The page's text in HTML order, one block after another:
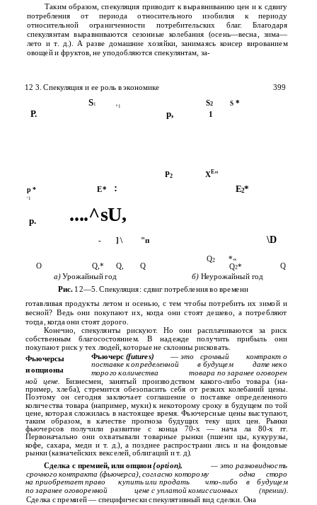
Таким образом, спекуляция приводит к выравниванию цен и к сдвигу
потребления от периода относительного изобилия к периоду
относительной ограниченности потребительских благ. Благодаря
спекулянтам выравниваются сезонные колебания (осень—весна, зима—
лето и т. д.). А разве домашние хозяйки, занимаясь консер­ вированием
овощей и фруктов, не уподобляются спекулянтам, за-
12 3. Спекуляция и ее роль в экономике 399
S1 й 1
р,
S2 S *
Р. 1
Р2 XЕ"
р * Е* : Е2*
г 1
р. ....^sU,
- ] \ "п \D
О Q,* Q, Q
Q2 *«
Q
Q2*
а)Урожайный год б) Неурожайный год
Рис. 12—5. Спекуляция: сдвиг потребления во времени
готавливая продукты летом и осенью, с тем чтобы потребить их зимой и
весной? Ведь они покупают их, когда они стоят дешево, а потребляют
тогда, когда они стоят дорого.
Конечно, спекулянты рискуют. Но они расплачиваются за риск
собственным благосостоянием. В надежде получить прибыль они
покупают риск у тех людей, которые не склонны рисковать.
Фьючерсы Фьючерс (futures) —это срочный
контракт о
поставке к определенной
в будущем дате неко­
и опционы торого количества
товара по заранее оговорен­
ной цене. Бизнесмен, занятый производством какого-либо товара (на­
пример, хлеба), стремится обезопасить себя от резких колебаний цены.
Поэтому он сегодня заключает соглашение о поставке определенного
количества товара (например, муки) к некоторому сроку в будущем по той
цене, которая сложилась в настоящее время. Фьючерсные цены выступают,
таким образом, в качестве прогноза будущих теку­ щих цен. Рынки
фьючерсов получили развитие с конца 70-х — нача­ ла 80-х гг.
Первоначально они охватывали товарные рынки (пшени­ цы, кукурузы,
кофе, сахара, меди и т. д.), а позднее распространи­ лись и на фондовые
рынки (казначейских векселей, облигаций и т. д).
Сделка с премией, или опцион{option), — это разновидность
срочного контракта (фьючерса), согласно которому одна
сторо­
на приобретает право
купить или продать что-либо в будущем
по заранее оговоренной цене с уплатой комиссионных (премии).
Сделка с премией — специфически спекулятивный вид сделки. Она